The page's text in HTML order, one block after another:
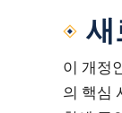
새
이 개정
의 핵심